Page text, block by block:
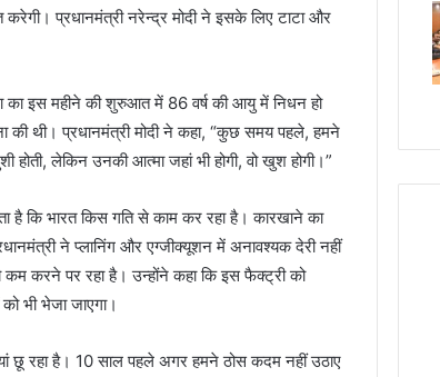
प्रधानमंत्री नरेन्द्र मोदी ने इसके लिए टाटा और
का इस महीने की शुरुआत में 86 वर्ष की आयु में निधन हो
थी। प्रधानमंत्री मोदी ने कहा, “कुछ समय पहले, हमने
लेकिन उनकी आत्मा जहां भी होगी, वो खुश होगी।”
है कि भारत किस गति से काम कर रहा है। कारखाने का
ने प्लानिंग और एग्जीक्यूशन में अनावश्यक देरी नहीं
कम करने पर रहा है। उन्होंने कहा कि इस फैक्ट्री को
भी भेजा जाएगा।
छू रहा है। 10 साल पहले अगर हमने ठोस कदम नहीं उठाए